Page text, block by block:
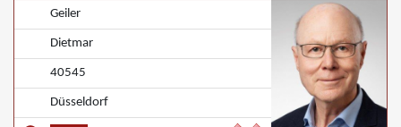
Geiler
Dietmar
40545
Düsseldorf